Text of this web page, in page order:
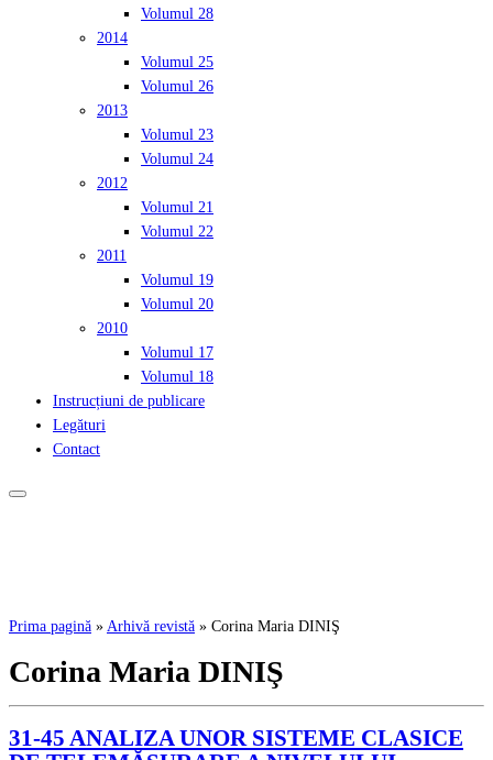
Volumul 28
2014
Volumul 25
Volumul 26
2013
Volumul 23
Volumul 24
2012
Volumul 21
Volumul 22
2011
Volumul 19
Volumul 20
2010
Volumul 17
Volumul 18
Instrucțiuni de publicare
Legături
Contact
Prima pagină » Arhivă revistă » Corina Maria DINIŞ
Corina Maria DINIŞ
31-45 ANALIZA UNOR SISTEME CLASICE